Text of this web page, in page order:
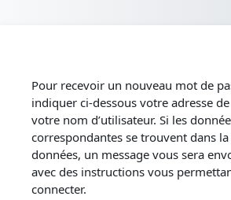
Pour recevoir un nouveau mot de
indiquer ci-dessous votre adresse
votre nom d’utilisateur. Si les
correspondantes se trouvent dans la
données, un message vous sera
avec des instructions vous
connecter.